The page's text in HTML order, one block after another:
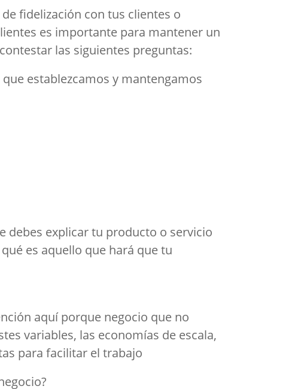
fidelización con tus clientes o
es importante para mantener un
las siguientes preguntas:
establezcamos y mantengamos
debes explicar tu producto o servicio
es aquello que hará que tu
aquí porque negocio que no
variables, las economías de escala,
para facilitar el trabajo